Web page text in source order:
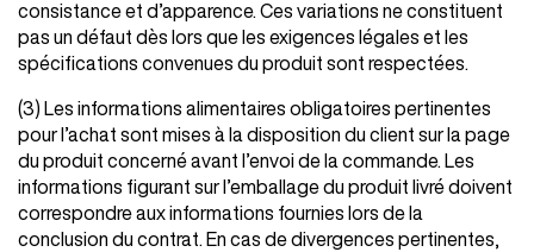
consistance et d’apparence. Ces variations ne constituent
pas un défaut dès lors que les exigences légales et les
spécifications convenues du produit sont respectées.
(3) Les informations alimentaires obligatoires pertinentes
pour l’achat sont mises à la disposition du client sur la page
du produit concerné avant l’envoi de la commande. Les
informations figurant sur l’emballage du produit livré doivent
correspondre aux informations fournies lors de la
conclusion du contrat. En cas de divergences pertinentes,